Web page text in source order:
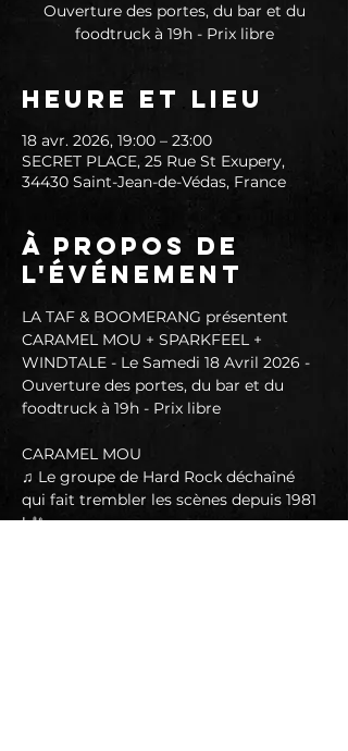
Ouverture des portes, du bar et du
foodtruck à 19h - Prix libre
Heure et lieu
18 avr. 2026, 19:00 – 23:00
SECRET PLACE, 25 Rue St Exupery,
34430 Saint-Jean-de-Védas, France
À propos de
l'événement
LA TAF & BOOMERANG présentent
CARAMEL MOU + SPARKFEEL +
WINDTALE - Le Samedi 18 Avril 2026 -
Ouverture des portes, du bar et du
foodtruck à 19h - Prix libre
CARAMEL MOU
♫ Le groupe de Hard Rock déchaîné
qui fait trembler les scènes depuis 1981
! 🤘